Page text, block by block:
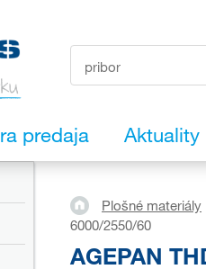
predaja Aktuality
Plošné materiály
6000/2550/60
AGEPAN